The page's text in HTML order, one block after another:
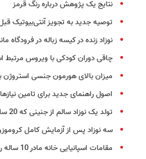
نتایج یک پژوهش درباره رنگ قرمز
توصیه جدید به تجویز آنتی‌بیوتیک
نوزاد زنده در کیسه زباله در فرودگاه
چاقی دوران کودکی با ویروس مرتبط
میزان بالای هورمون جنسی استروژن
اصول راهنمای جدید برای تامین
تولد یک نوزاد سالم از جنینی که 20 سال منجمد شده بود
سه نوزاد پس از آزمایش کامل
مقامات اسپانیایی خانه مادر 10 ساله را بازرسی می‌کنند